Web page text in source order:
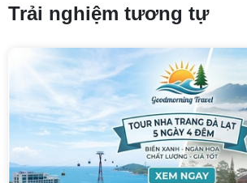
Trải nghiệm tương tự